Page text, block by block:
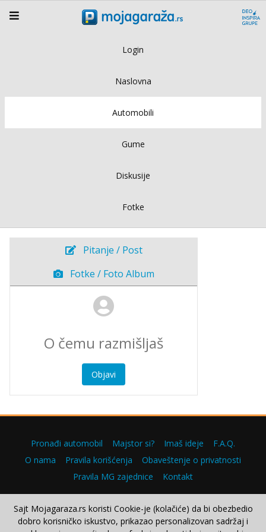
Login
Naslovna
Automobili
Gume
Diskusije
Fotke
Pitanje / Post
Fotke / Foto Album
Objavi
Pronađi automobil Majstor si? Imaš ideje
F.A.Q.
O nama
Pravila korišćenja
Obaveštenje o privatnosti
Pravila MG zajednice
Kontakt
Copyright © 2000–2026.
Sajt Mojagaraza.rs koristi Cookie-je (kolačiće) da bi obezbedio
dobro korisničko iskustvo, prikazao personalizovan sadržaj i